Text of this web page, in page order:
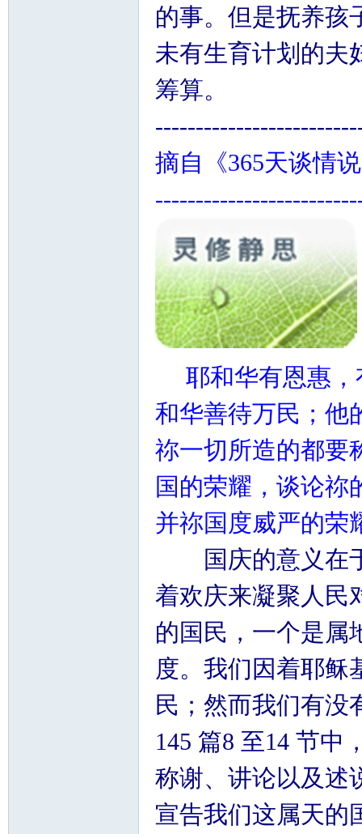
的事。但是抚养孩
未有生育计划的夫
筹算。
摘自《365天谈情
耶和华有恩惠
和华善待万民；他
祢一切所造的都要
国的荣耀，谈论祢
并祢国度威严的荣
国庆的意义在于
着欢庆来凝聚人民
的国民，一个是属
度。我们因着耶稣
民；然而我们有没
145 篇8 至14 节中
称谢、讲论以及述
宣告我们这属天的